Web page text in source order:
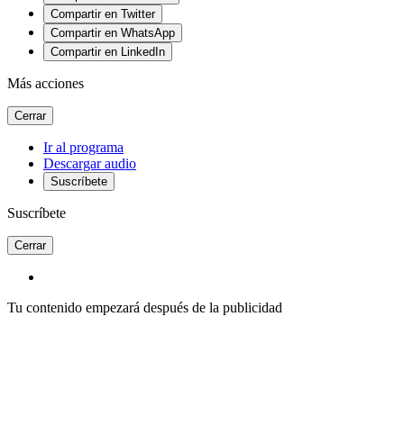
Compartir en Twitter
Compartir en WhatsApp
Compartir en LinkedIn
Más acciones
Cerrar
Ir al programa
Descargar audio
Suscríbete
Suscríbete
Cerrar
Tu contenido empezará después de la publicidad